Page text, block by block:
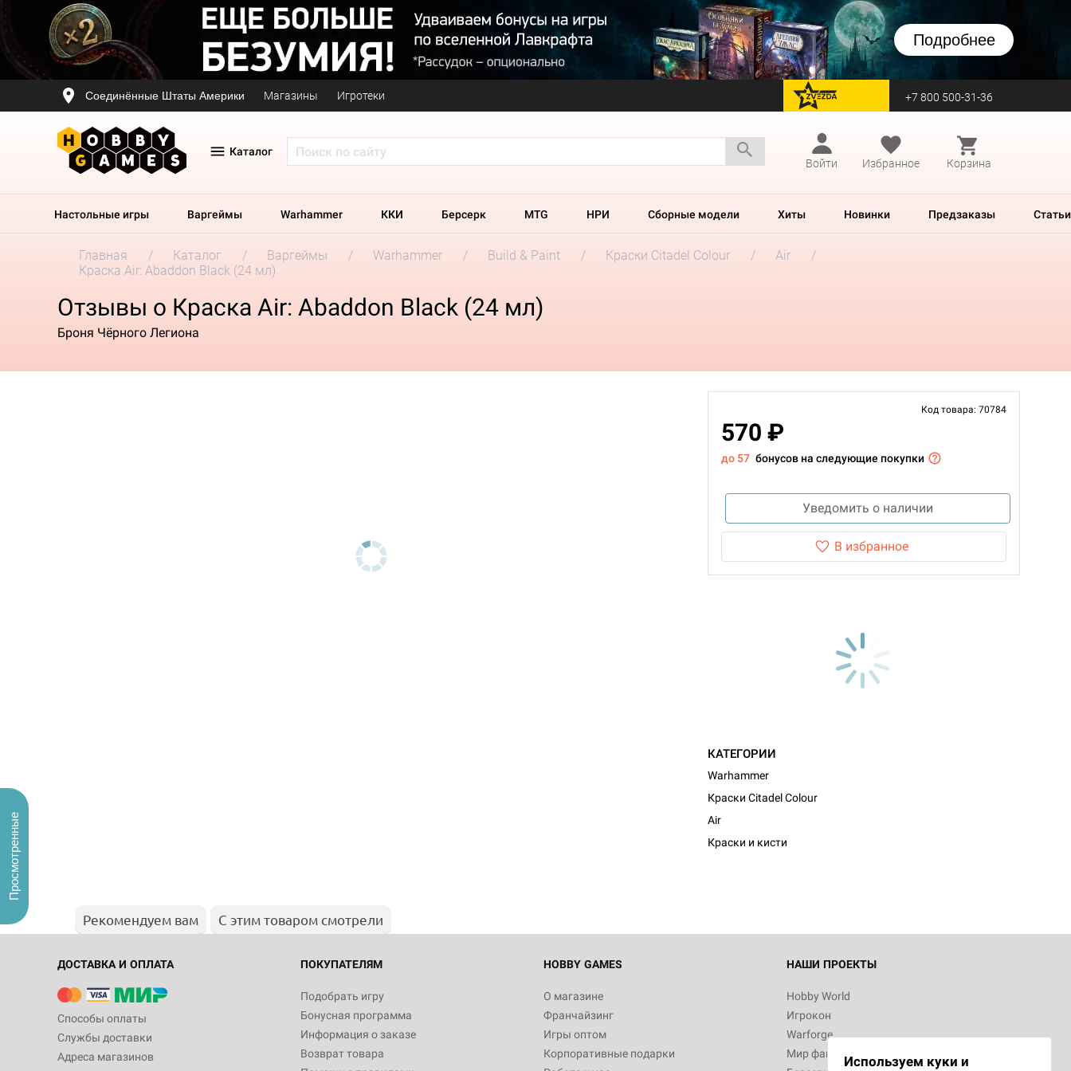
Подробнее
Соединённые Штаты Америки Магазины Игротеки перейти на Zvezda +7 800 500-31-36
Каталог
Войти
Избранное Корзина
Настольные игры Варгеймы Warhammer ККИ Берсерк MTG НРИ Сборные модели Хиты Новинки Предзаказы Статьи
Главная Каталог Варгеймы Warhammer Build & Paint Краски Citadel Colour
Air
Краска Air: Abaddon Black (24 мл)
Отзывы о Краска Air: Abaddon Black (24 мл)
Броня Чёрного Легиона
Код товара: 70784
570 ₽
до 57 бонусов на следующие покупки
Уведомить о наличии
В избранное
КАТЕГОРИИ
Warhammer
Краски Citadel Colour
Air
Краски и кисти
Рекомендуем вам С этим товаром смотрели
ДОСТАВКА И ОПЛАТА
Способы оплаты
Службы доставки
Адреса магазинов
ПОКУПАТЕЛЯМ
Подобрать игру
Бонусная программа
Информация о заказе
Возврат товара
HOBBY GAMES
О магазине
Франчайзинг
Игры оптом
Корпоративные подарки
НАШИ ПРОЕКТЫ
Hobby World
Игрокон
Warforge
Мир фантастикиИспользуем куки и
Просмотренные
Настольная игра Hobby World Журнал
"Мир фантастики. Спецвыпуск: Братья
империи: Боевая тревога
799
Настольная игра Hobby World Сумерки
империи. Четвёртая редакция: Грозовой
Рубеж